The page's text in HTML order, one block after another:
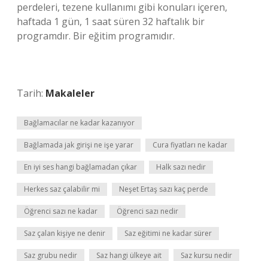
perdeleri, tezene kullanımı gibi konuları içeren,
haftada 1 gün, 1 saat süren 32 haftalık bir
programdır. Bir eğitim programıdır.
Tarih: Makaleler
Bağlamacılar ne kadar kazanıyor
Bağlamada jak girişi ne işe yarar Cura fiyatları ne kadar
En iyi ses hangi bağlamadan çıkar Halk sazı nedir
Herkes saz çalabilir mi Neşet Ertaş sazı kaç perde
Öğrenci sazı ne kadar Öğrenci sazı nedir
Saz çalan kişiye ne denir Saz eğitimi ne kadar sürer
Saz grubu nedir Saz hangi ülkeye ait Saz kursu nedir